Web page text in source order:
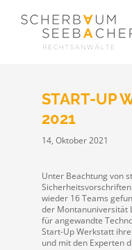
springen
START-UP
2021
14, Oktober 2021
Unter Beachtung von
wieder 16 Teams
der Montanuniversität
für angewandte
Start-Up Werkstatt
und mit den Experten